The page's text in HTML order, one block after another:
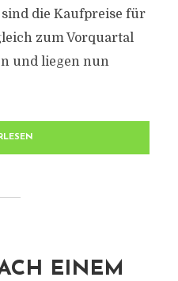
die Kaufpreise für
zum Vorquartal
und liegen nun
EINEM